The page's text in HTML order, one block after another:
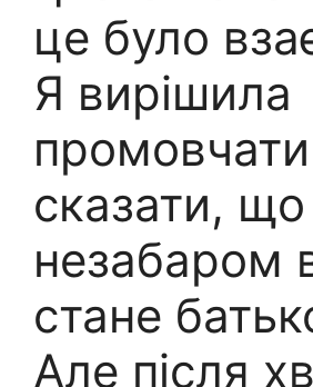
це було
Я вирішила
промовчати
сказати, що
незабаром
стане
Але після